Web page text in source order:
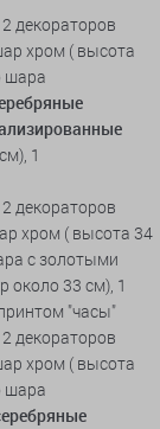
декораторов
хром ( высота
шара
1
декораторов
хром ( высота 34
с золотыми
около 33 см), 1
"часы"
декораторов
хром ( высота
шара